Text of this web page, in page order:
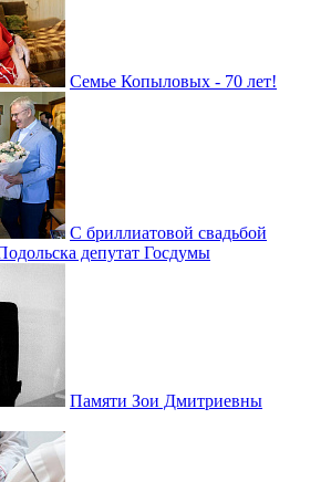
Семье Копыловых - 70 лет!
С бриллиатовой свадьбой
депутат Госдумы
Памяти Зои Дмитриевны